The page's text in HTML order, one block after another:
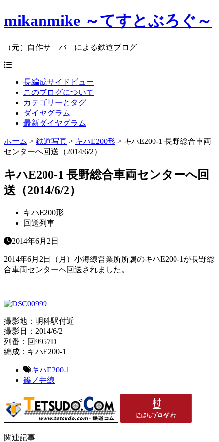
mikanmike ～てすとぶろぐ～
（元）自作サーバーによる鉄道ブログ
長編成サイドビュー
このブログについて
カテゴリーとタグ
ダイヤグラム
最新ダイヤグラム
ホーム > 鉄道写真 > キハE200形 > キハE200-1 長野総合車両
センターへ回送（2014/6/2）
キハE200-1 長野総合車両センターへ回
送（2014/6/2）
キハE200形
回送列車
2014年6月2日
2014年6月2日（月）小海線営業所所属のキハE200-1が長野総
合車両センターへ回送されました。
撮影地：明科駅付近
撮影日：2014/6/2
列番：回9957D
編成：キハE200-1
キハE200-1
篠ノ井線
関連記事